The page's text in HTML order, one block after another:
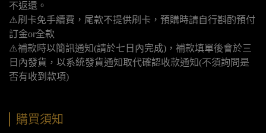
不返還。
⚠️刷卡免手續費，尾款不提供刷卡，預購時請自行斟酌預付
訂金or全款
⚠️補款時以簡訊通知(請於七日內完成)，補款填單後會於三
日內發貨，以系統發貨通知取代確認收款通知(不須詢問是
否有收到款項)
購買須知